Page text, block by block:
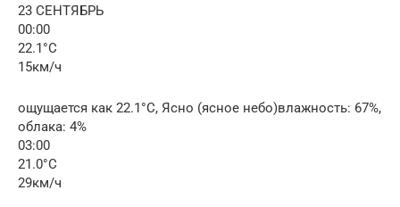
23 СЕНТЯБРЬ
00:00
22.1°C
15км/ч
ощущается как 22.1°C, Ясно (ясное небо)влажность: 67%,
облака: 4%
03:00
21.0°C
29км/ч